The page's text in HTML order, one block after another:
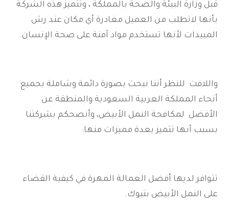
قبل وزارة البيئة والصحة بالمملكة ، وتتميز هذه الشركة
بأنها لاتطلب من العميل مغادرة أي مكان عند رش
المبيدات لأنها تستخدم مواد آمنة على صحة الإنسان.
واللافت للنظر أننا نبحث بصورة دائمة وشاملة بجميع
أنحاء المملكة العربية السعودية والمنطقة عن
الأفضل لمكافحة النمل الأبيض، وأنصحكم بشركتنا
بسبب أنها تتميز بعدة مميزات منها:
تتوافر لديها أفضل العمالة المهرة في كيفية القضاء
على النمل الأبيض بتبوك.